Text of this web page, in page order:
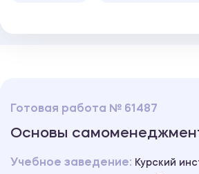
Готовая работа № 61487
Основы
Учебное заведение: Курский